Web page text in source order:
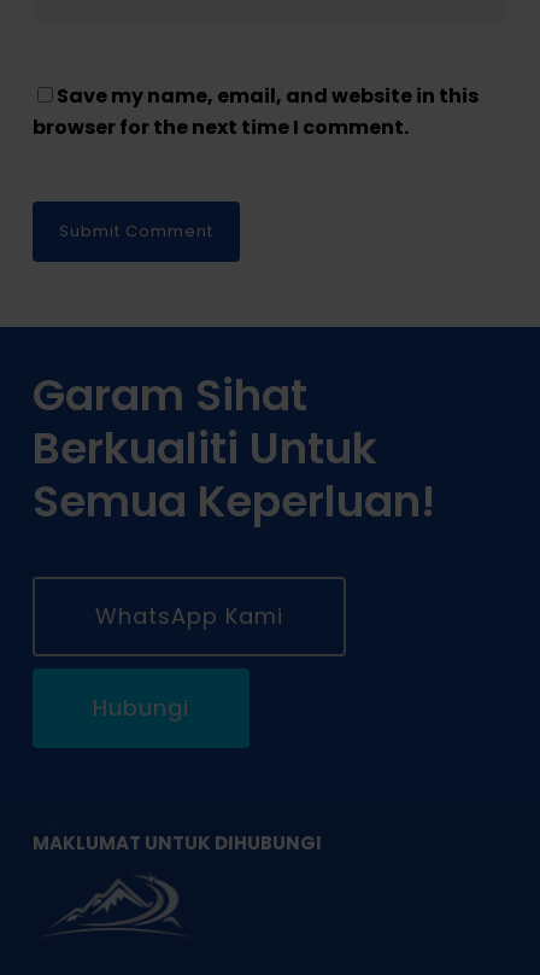
Save my name, email, and website in this
browser for the next time I comment.
Garam Sihat
Berkualiti Untuk
Semua Keperluan!
WhatsApp Kami
Hubungi
MAKLUMAT UNTUK DIHUBUNGI